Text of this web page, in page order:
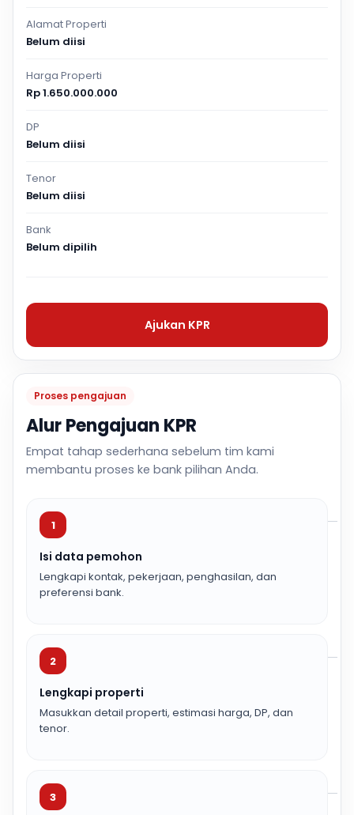
Proses pengajuan
Alur Pengajuan KPR
Empat tahap sederhana sebelum tim kami
membantu proses ke bank pilihan Anda.
1
Isi data pemohon
Lengkapi kontak, pekerjaan, penghasilan, dan
preferensi bank.
2
Lengkapi properti
Masukkan detail properti, estimasi harga, DP, dan
tenor.
3
Alamat Properti
Belum diisi
Harga Properti
Rp 1.650.000.000
DP
Belum diisi
Tenor
Belum diisi
Bank
Belum dipilih
Ajukan KPR